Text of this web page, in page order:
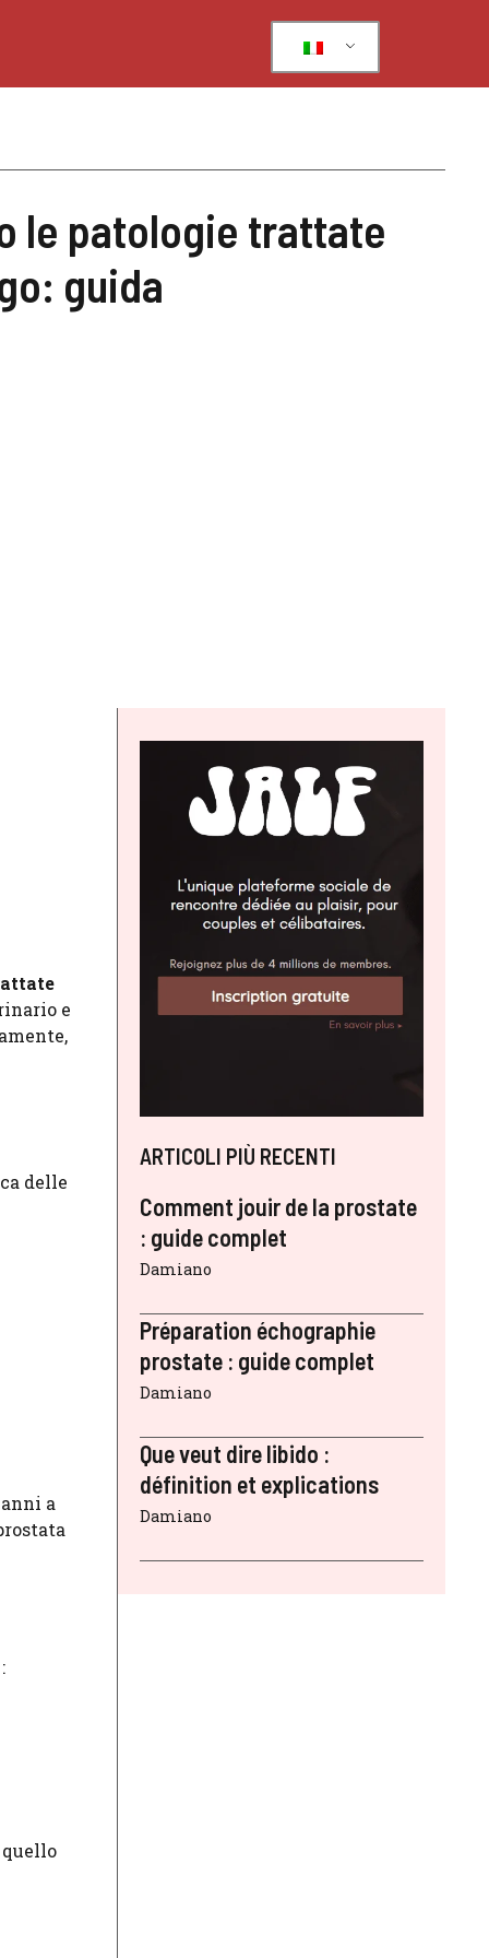
le patologie trattate
guida
e
delle
a
ARTICOLI PIÙ RECENTI
Comment jouir de la prostate
: guide complet
Damiano
Préparation échographie
prostate : guide complet
Damiano
Que veut dire libido :
définition et explications
Damiano